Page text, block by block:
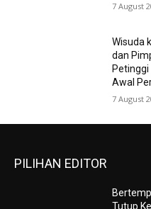
7 August
Wisuda
dan
Petinggi
Awal
7 August
PILIHAN EDITOR
Tutup